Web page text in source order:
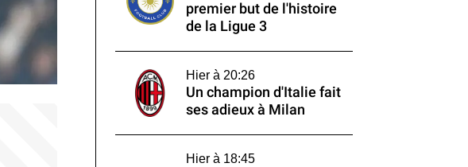
premier but de l'histoire
de la Ligue 3
Hier à 20:26
Un champion d'Italie fait
ses adieux à Milan
Hier à 18:45